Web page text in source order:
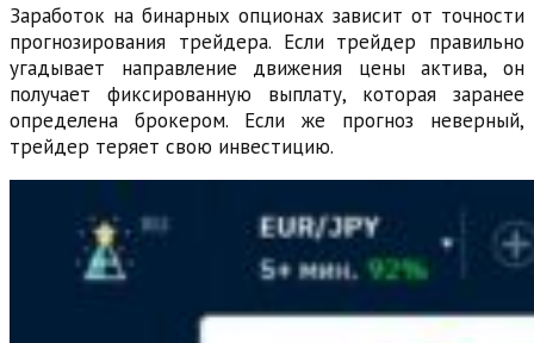
Заработок на бинарных опционах зависит от точности
прогнозирования трейдера. Если трейдер правильно
угадывает направление движения цены актива, он
получает фиксированную выплату, которая заранее
определена брокером. Если же прогноз неверный,
трейдер теряет свою инвестицию.